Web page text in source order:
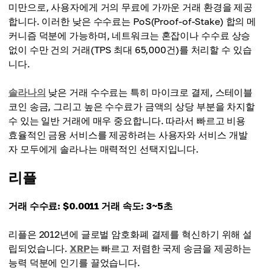
미만으로, 사용자에게 거의 무료에 가까운 거래 환경을 제공
합니다. 이러한 낮은 수수료는 PoS(Proof-of-Stake) 합의 메
커니즘 덕분에 가능하며, 네트워크는 혼잡이나 수수료 상승
없이 수만 건의 거래(TPS 최대 65,000건)를 처리할 수 있습
니다.
솔라나의 낮은 거래 수수료는 특히 마이크로 결제, 스테이블
코인 송금, 그리고 높은 수수료가 금액의 상당 부분을 차지할
수 있는 일반 거래에 매우 중요합니다. 따라서 빠르고 비용
효율적인 금융 서비스를 제공하려는 사용자와 서비스 개발
자 모두에게 솔라나는 매력적인 선택지입니다.
리플
거래 수수료: $0.0011 거래 속도: 3~5초
리플은 2012년에 글로벌 암호화폐 결제를 혁신하기 위해 설
립되었습니다.XRP는 빠르고 저렴한 국제 송금을 제공하는
능력 덕분에 인기를 끌었습니다.